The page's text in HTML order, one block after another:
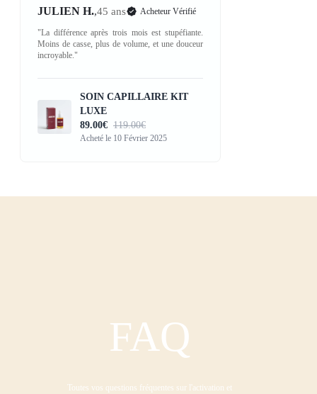
JULIEN H.,45 ans Acheteur Vérifié
"La différence après trois mois est stupéfiante.
Moins de casse, plus de volume, et une douceur
incroyable."
SOIN CAPILLAIRE KIT
LUXE
89.00€ 119.00€
Acheté le 10 Février 2025
FAQ
Toutes vos questions fréquentes sur l'activation et